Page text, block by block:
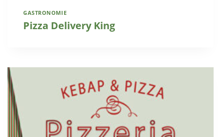
GASTRONOMIE
Pizza Delivery King